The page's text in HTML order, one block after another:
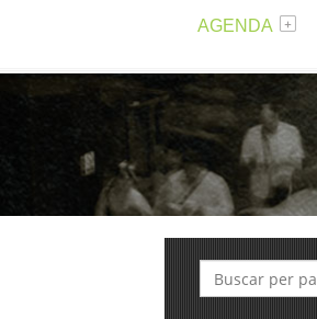
AGENDA